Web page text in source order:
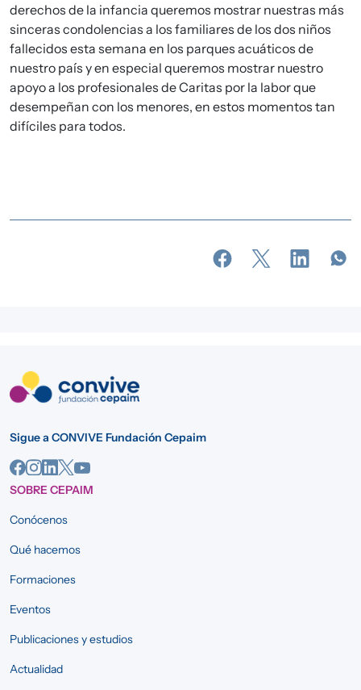
derechos de la infancia queremos mostrar nuestras más
sinceras condolencias a los familiares de los dos niños
fallecidos esta semana en los parques acuáticos de
nuestro país y en especial queremos mostrar nuestro
apoyo a los profesionales de Caritas por la labor que
desempeñan con los menores, en estos momentos tan
difíciles para todos.
Sigue a CONVIVE Fundación Cepaim
SOBRE CEPAIM
Conócenos
Qué hacemos
Formaciones
Eventos
Publicaciones y estudios
Actualidad